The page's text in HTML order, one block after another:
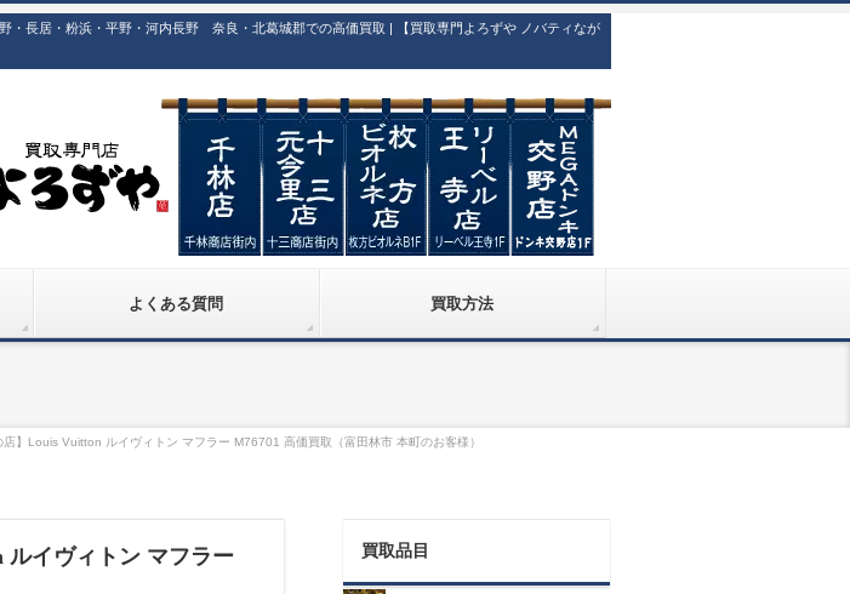
長居・粉浜・平野・河内長野 奈良・北葛城郡での高価買取 | 【買取専門よろずや ノバティなが
よくある質問 買取方法
店】Louis Vuitton ルイヴィトン マフラー M76701 高価買取（富田林市 本町のお客様）
ルイヴィトン マフラー
買取品目